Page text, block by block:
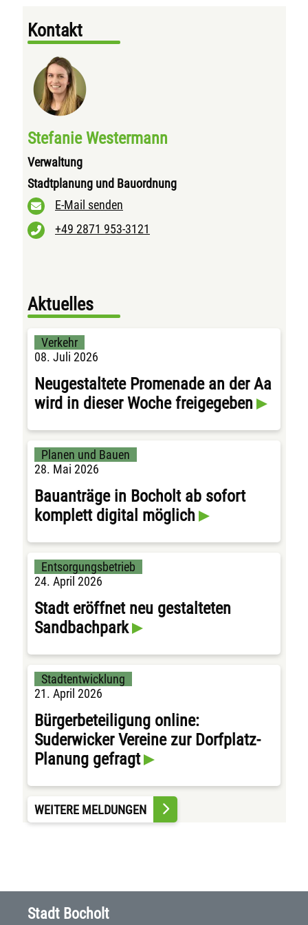
Kontakt
Stefanie Westermann
Verwaltung
Stadtplanung und Bauordnung
E-Mail senden
+49 2871 953-3121
Aktuelles
Verkehr
08. Juli 2026
Neugestaltete Promenade an der Aa
wird in dieser Woche freigegeben
Planen und Bauen
28. Mai 2026
Bauanträge in Bocholt ab sofort
komplett digital möglich
Entsorgungsbetrieb
24. April 2026
Stadt eröffnet neu gestalteten
Sandbachpark
Stadtentwicklung
21. April 2026
Bürgerbeteiligung online:
Suderwicker Vereine zur Dorfplatz-
Planung gefragt
WEITERE MELDUNGEN
Stadt Bocholt